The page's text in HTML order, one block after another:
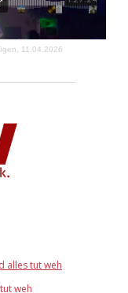
11.04.2026
alles tut weh
weh